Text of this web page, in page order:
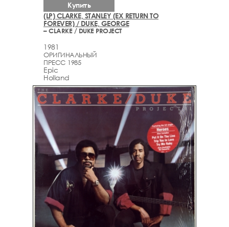
(LP) CLARKE, STANLEY (EX RETURN TO
FOREVER) / DUKE, GEORGE
– CLARKE / DUKE PROJECT
1981
ОРИГИНАЛЬНЫЙ
ПРЕСС 1985
Epic
Holland
Купить